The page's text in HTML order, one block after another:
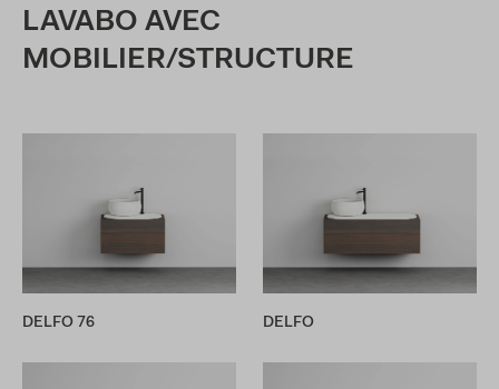
LAVABO AVEC
MOBILIER/STRUCTURE
DELFO 76 DELFO